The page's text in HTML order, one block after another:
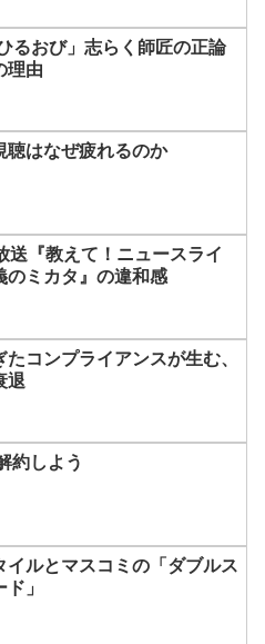
るおび」志らく師匠の正論
理由
聴はなぜ疲れるのか
送『教えて！ニュースライ
ミカタ』の違和感
たコンプライアンスが生む、
退
約しよう
イルとマスコミの「ダブルス
」